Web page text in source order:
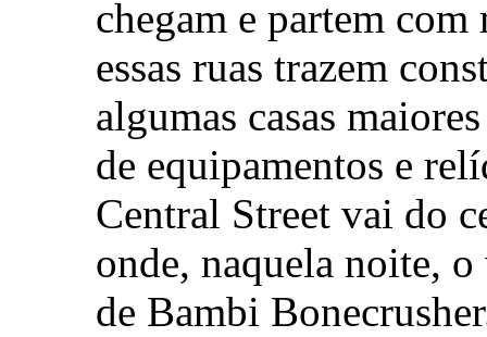
chegam e partem
essas ruas trazem
algumas casas
de equipamentos e
Central Street vai do
onde, naquela noite, o
de Bambi